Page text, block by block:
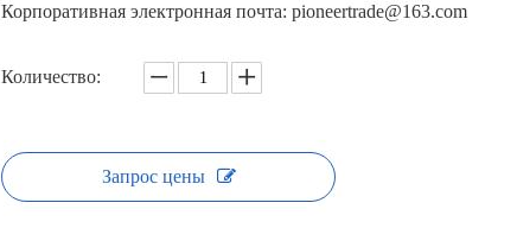
Корпоративная электронная почта: pioneertrade@163.com
Количество:
Запрос цены